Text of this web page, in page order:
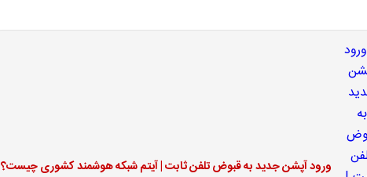
ورود آپشن جدید به قبوض تلفن ثابت | آیتم شبکه هوشمند کشوری چیست؟